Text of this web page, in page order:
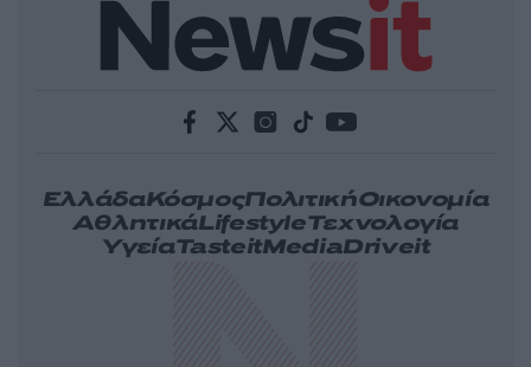
ΕλλάδαΚόσμοςΠολιτικήΟικονομία
ΑθλητικάLifestyleΤεχνολογία
ΥγείαTasteitMediaDriveit